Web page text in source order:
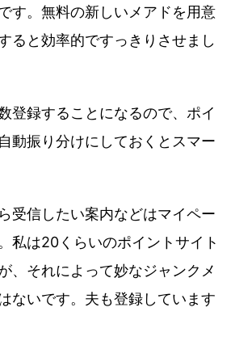
す。無料の新しいメアドを用意
ると効率的ですっきりさせまし
登録することになるので、ポイ
動振り分けにしておくとスマー
受信したい案内などはマイペー
私は20くらいのポイントサイト
、それによって妙なジャンクメ
ないです。夫も登録しています